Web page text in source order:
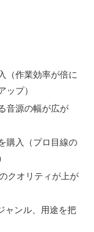
（作業効率が倍に
ップ）
音源の幅が広が
購入（プロ目線の
クオリティが上が
ャンル、用途を把